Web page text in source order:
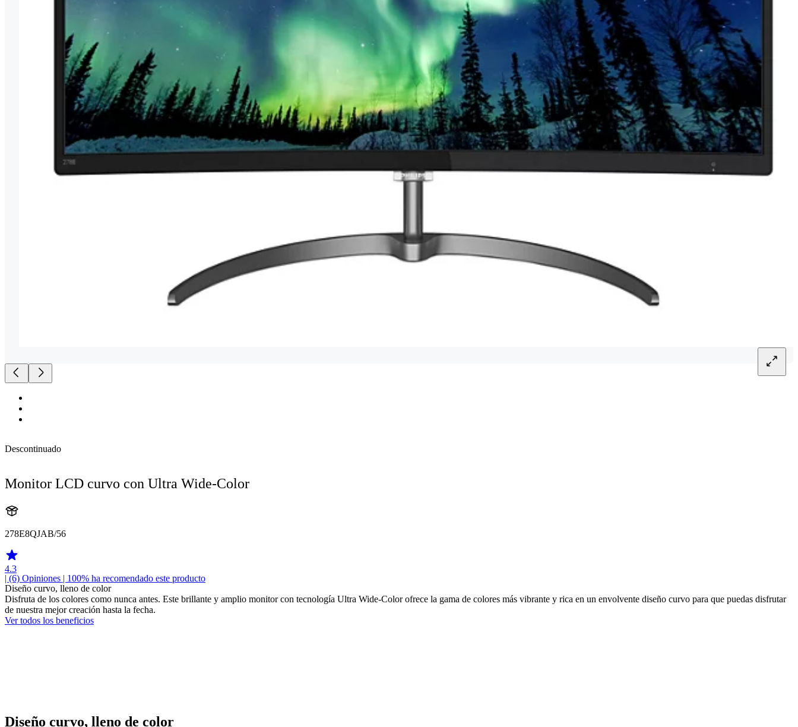
Descontinuado
Monitor LCD curvo con Ultra Wide-Color
278E8QJAB/56
4.3
| (6) Opiniones | 100% ha recomendado este producto
Diseño curvo, lleno de color
Disfruta de los colores como nunca antes. Este brillante y amplio monitor con tecnología Ultra Wide-Color ofrece la gama de colores más vibrante y rica en un envolvente diseño curvo para que puedas disfrutar
de nuestra mejor creación hasta la fecha.
Ver todos los beneficios
Diseño curvo, lleno de color